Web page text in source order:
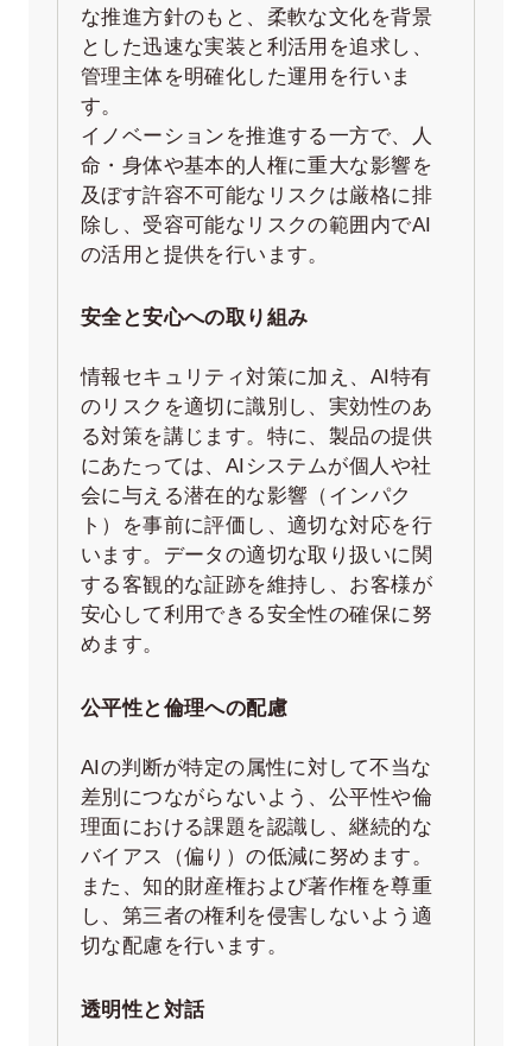
な推進方針のもと、柔軟な文化を背景
とした迅速な実装と利活用を追求し、
管理主体を明確化した運用を行いま
す。
イノベーションを推進する一方で、人
命・身体や基本的人権に重大な影響を
及ぼす許容不可能なリスクは厳格に排
除し、受容可能なリスクの範囲内でAI
の活用と提供を行います。
安全と安心への取り組み
情報セキュリティ対策に加え、AI特有
のリスクを適切に識別し、実効性のあ
る対策を講じます。特に、製品の提供
にあたっては、AIシステムが個人や社
会に与える潜在的な影響（インパク
ト）を事前に評価し、適切な対応を行
います。データの適切な取り扱いに関
する客観的な証跡を維持し、お客様が
安心して利用できる安全性の確保に努
めます。
公平性と倫理への配慮
AIの判断が特定の属性に対して不当な
差別につながらないよう、公平性や倫
理面における課題を認識し、継続的な
バイアス（偏り）の低減に努めます。
また、知的財産権および著作権を尊重
し、第三者の権利を侵害しないよう適
切な配慮を行います。
透明性と対話